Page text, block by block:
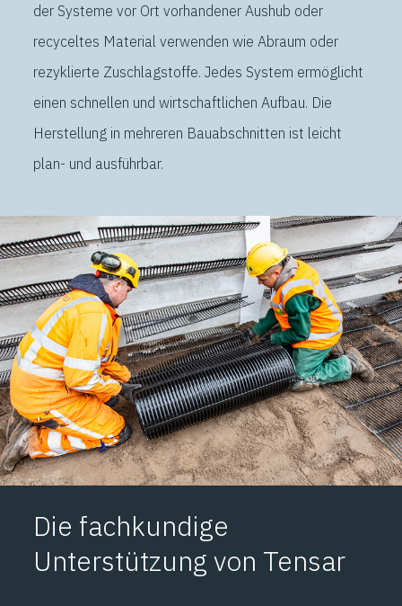
der Systeme vor Ort vorhandener Aushub oder
recyceltes Material verwenden wie Abraum oder
rezyklierte Zuschlagstoffe. Jedes System ermöglicht
einen schnellen und wirtschaftlichen Aufbau. Die
Herstellung in mehreren Bauabschnitten ist leicht
plan- und ausführbar.
Die fachkundige
Unterstützung von Tensar